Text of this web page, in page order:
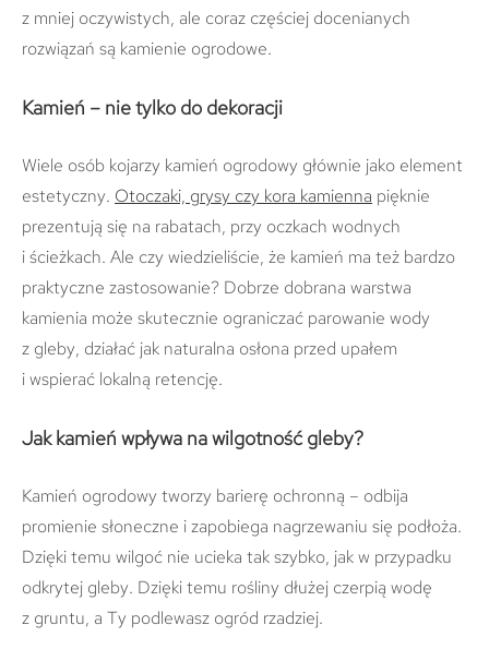
z mniej oczywistych, ale coraz częściej docenianych
rozwiązań są kamienie ogrodowe.
Kamień – nie tylko do dekoracji
Wiele osób kojarzy kamień ogrodowy głównie jako element
estetyczny. Otoczaki, grysy czy kora kamienna pięknie
prezentują się na rabatach, przy oczkach wodnych
i ścieżkach. Ale czy wiedzieliście, że kamień ma też bardzo
praktyczne zastosowanie? Dobrze dobrana warstwa
kamienia może skutecznie ograniczać parowanie wody
z gleby, działać jak naturalna osłona przed upałem
i wspierać lokalną retencję.
Jak kamień wpływa na wilgotność gleby?
Kamień ogrodowy tworzy barierę ochronną – odbija
promienie słoneczne i zapobiega nagrzewaniu się podłoża.
Dzięki temu wilgoć nie ucieka tak szybko, jak w przypadku
odkrytej gleby. Dzięki temu rośliny dłużej czerpią wodę
z gruntu, a Ty podlewasz ogród rzadziej.